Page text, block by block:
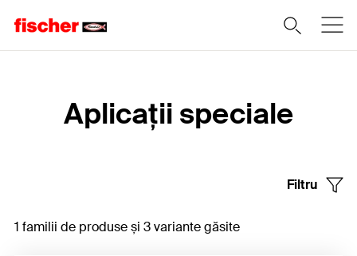
Aplicații speciale
Filtru
1 familii de produse și 3 variante găsite